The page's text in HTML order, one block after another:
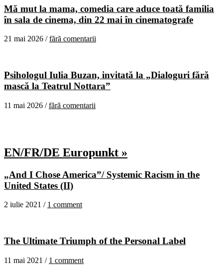
Mă mut la mama, comedia care aduce toată familia
în sala de cinema, din 22 mai în cinematografe
21 mai 2026 /fără comentarii
Psihologul Iulia Buzan, invitată la „Dialoguri fără
mască la Teatrul Nottara”
11 mai 2026 /fără comentarii
EN/FR/DE Europunkt »
„And I Chose America”/ Systemic Racism in the
United States (II)
2 iulie 2021 / 1 comment
The Ultimate Triumph of the Personal Label
11 mai 2021 / 1 comment